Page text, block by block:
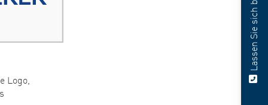
Logo,
Lassen Sie sich beraten